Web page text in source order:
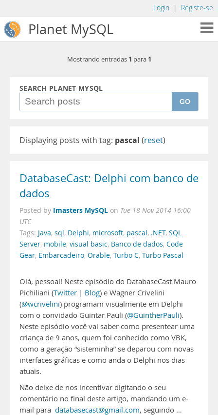
Login | Registe-se
Planet MySQL
Mostrando entradas 1 para 1
SEARCH PLANET MYSQL
GO
Displaying posts with tag: pascal (reset)
DatabaseCast: Delphi com banco de
dados
Posted by Imasters MySQL on Tue 18 Nov 2014 16:00
UTC
Tags: Java, sql, Delphi, microsoft, pascal, .NET, SQL
Server, mobile, visual basic, Banco de dados, Code
Gear, Embarcadeiro, Orable, Turbo C, Turbo Pascal
Olá, pessoal! Neste episódio do DatabaseCast Mauro
Pichiliani (Twitter | Blog) e Wagner Crivelini
(@wcrivelini) programam visualmente em Delphi
com o convidado Guintar Pauli (@GuintherPauli).
Neste episódio você vai saber como presentear uma
criança de 9 anos, quem foi conhecido como VBK,
como a geração “sisteminha” se deparou com novas
interfaces gráficas e como anda o Delphi nos dias
atuais.
Não deixe de nos incentivar digitando o seu
comentário no final deste artigo, mandando um e-
mail para databasecast@gmail.com, seguindo …